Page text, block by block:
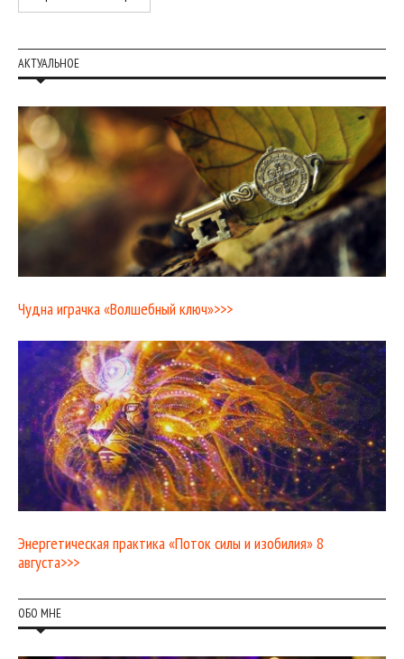
АКТУАЛЬНОЕ
Чудна играчка «Волшебный ключ»>>>
Энергетическая практика «Поток силы и изобилия» 8
августа>>>
ОБО МНЕ